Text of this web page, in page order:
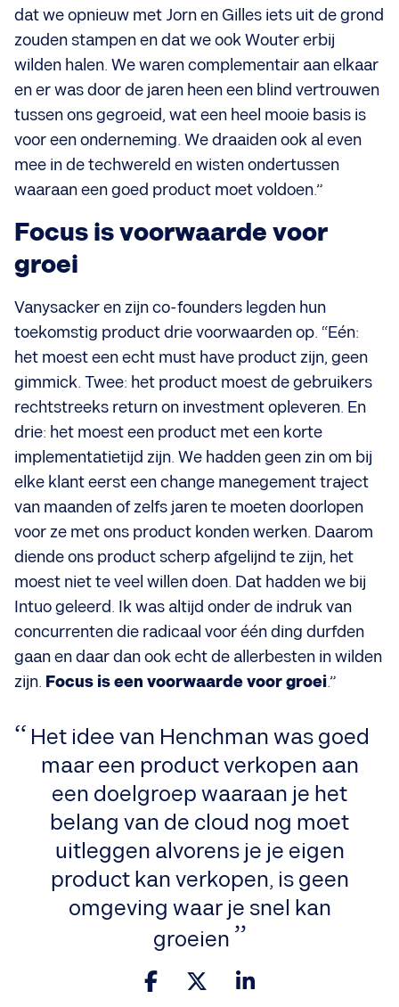
dat we opnieuw met Jorn en Gilles iets uit de grond
zouden stampen en dat we ook Wouter erbij
wilden halen. We waren complementair aan elkaar
en er was door de jaren heen een blind vertrouwen
tussen ons gegroeid, wat een heel mooie basis is
voor een onderneming. We draaiden ook al even
mee in de techwereld en wisten ondertussen
waaraan een goed product moet voldoen.”
Focus is voorwaarde voor
groei
Vanysacker en zijn co-founders legden hun
toekomstig product drie voorwaarden op. “Eén:
het moest een echt must have product zijn, geen
gimmick. Twee: het product moest de gebruikers
rechtstreeks return on investment opleveren. En
drie: het moest een product met een korte
implementatietijd zijn. We hadden geen zin om bij
elke klant eerst een change manegement traject
van maanden of zelfs jaren te moeten doorlopen
voor ze met ons product konden werken. Daarom
diende ons product scherp afgelijnd te zijn, het
moest niet te veel willen doen. Dat hadden we bij
Intuo geleerd. Ik was altijd onder de indruk van
concurrenten die radicaal voor één ding durfden
gaan en daar dan ook echt de allerbesten in wilden
zijn. Focus is een voorwaarde voor groei.”
Het idee van Henchman was goed
maar een product verkopen aan
een doelgroep waaraan je het
belang van de cloud nog moet
uitleggen alvorens je je eigen
product kan verkopen, is geen
omgeving waar je snel kan
groeien